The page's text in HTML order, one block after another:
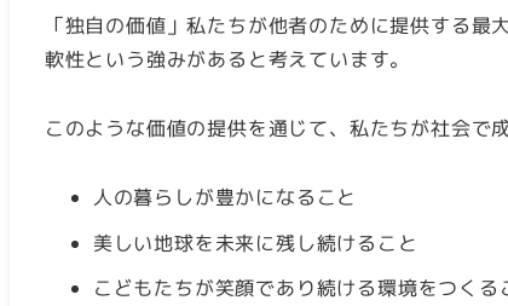
「独自の価値」私たちが他者のために提供する
軟性という強みがあると考えています。
このような価値の提供を通じて、私たちが社会で
人の暮らしが豊かになること
美しい地球を未来に残し続けること
こどもたちが笑顔であり続ける環境をつくる